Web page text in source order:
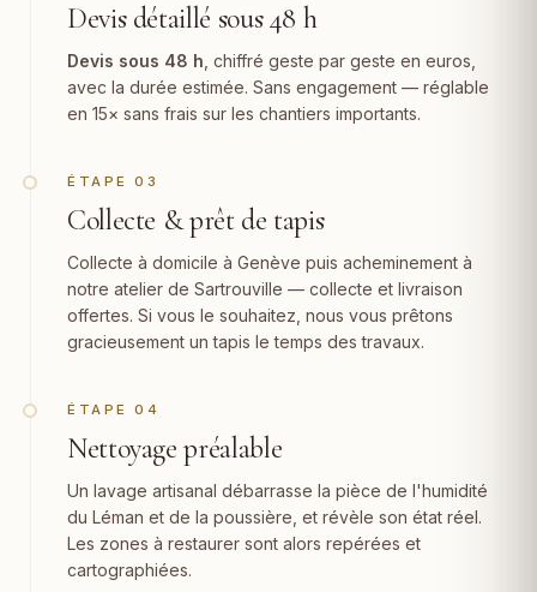
Devis détaillé sous 48 h
Devis sous 48 h , chiffré geste par geste en euros,
avec la durée estimée. Sans engagement — réglable
en 15× sans frais sur les chantiers importants.
ÉTAPE 03
Collecte & prêt de tapis
Collecte à domicile à Genève puis acheminement à
notre atelier de Sartrouville — collecte et livraison
offertes. Si vous le souhaitez, nous vous prêtons
gracieusement un tapis le temps des travaux.
ÉTAPE 04
Nettoyage préalable
Un lavage artisanal débarrasse la pièce de l'humidité
du Léman et de la poussière, et révèle son état réel.
Les zones à restaurer sont alors repérées et
cartographiées.